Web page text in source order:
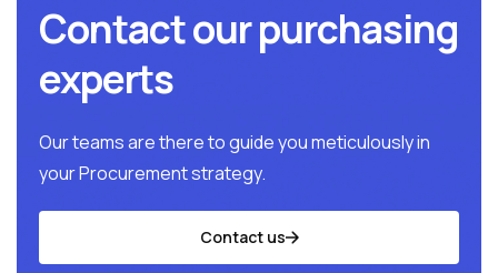
Contact our purchasing
experts
Our teams are there to guide you meticulously in
your Procurement strategy.
Contact us